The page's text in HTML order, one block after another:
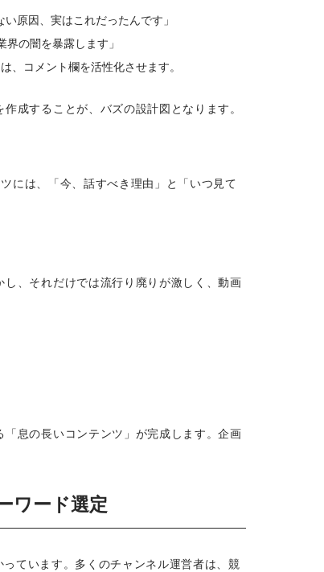
原因、実はこれだったんです」
の闇を暴露します」
、コメント欄を活性化させます。
成することが、バズの設計図となります。
には、「今、話すべき理由」と「いつ見て
、それだけでは流行り廃りが激しく、動画
息の長いコンテンツ」が完成します。企画
ワード選定
ています。多くのチャンネル運営者は、競